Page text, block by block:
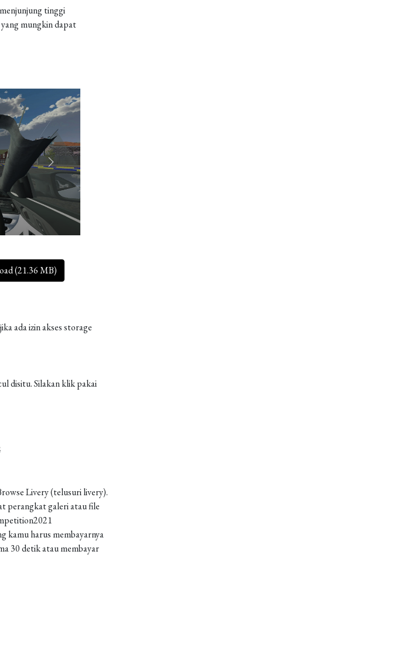
tinggi
mungkin dapat
(21.36 MB)
ada izin akses storage
disitu. Silakan klik pakai
Livery (telusuri livery).
perangkat galeri atau file
kamu harus membayarnya
30 detik atau membayar